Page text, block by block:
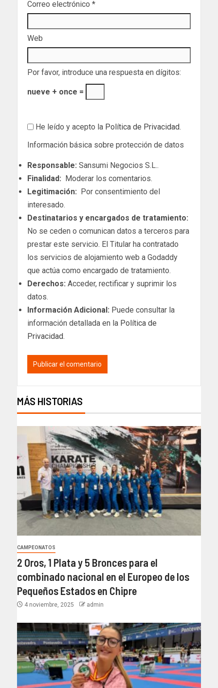
Correo electrónico *
Web
Por favor, introduce una respuesta en dígitos:
nueve + once =
He leído y acepto la Política de Privacidad.
Información básica sobre protección de datos
Responsable: Sansumi Negocios S.L..
Finalidad: Moderar los comentarios.
Legitimación: Por consentimiento del
interesado.
Destinatarios y encargados de tratamiento:
No se ceden o comunican datos a terceros para
prestar este servicio. El Titular ha contratado
los servicios de alojamiento web a Godaddy
que actúa como encargado de tratamiento.
Derechos: Acceder, rectificar y suprimir los
datos.
Información Adicional: Puede consultar la
información detallada en la Política de
Privacidad.
MÁS HISTORIAS
CAMPEONATOS
2 Oros, 1 Plata y 5 Bronces para el
combinado nacional en el Europeo de los
Pequeños Estados en Chipre
4 noviembre, 2025 admin